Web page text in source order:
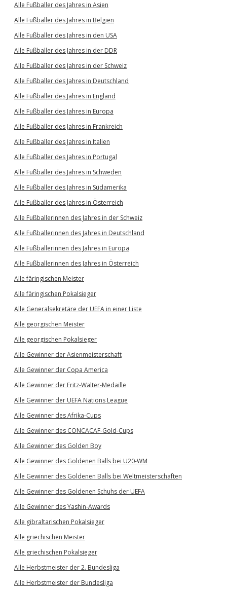
Alle Fußballer des Jahres in Asien
Alle Fußballer des Jahres in Belgien
Alle Fußballer des Jahres in den USA
Alle Fußballer des Jahres in der DDR
Alle Fußballer des Jahres in der Schweiz
Alle Fußballer des Jahres in Deutschland
Alle Fußballer des Jahres in England
Alle Fußballer des Jahres in Europa
Alle Fußballer des Jahres in Frankreich
Alle Fußballer des Jahres in Italien
Alle Fußballer des Jahres in Portugal
Alle Fußballer des Jahres in Schweden
Alle Fußballer des Jahres in Südamerika
Alle Fußballer des Jahres in Österreich
Alle Fußballerinnen des Jahres in der Schweiz
Alle Fußballerinnen des Jahres in Deutschland
Alle Fußballerinnen des Jahres in Europa
Alle Fußballerinnen des Jahres in Österreich
Alle färingischen Meister
Alle färingischen Pokalsieger
Alle Generalsekretäre der UEFA in einer Liste
Alle georgischen Meister
Alle georgischen Pokalsieger
Alle Gewinner der Asienmeisterschaft
Alle Gewinner der Copa America
Alle Gewinner der Fritz-Walter-Medaille
Alle Gewinner der UEFA Nations League
Alle Gewinner des Afrika-Cups
Alle Gewinner des CONCACAF-Gold-Cups
Alle Gewinner des Golden Boy
Alle Gewinner des Goldenen Balls bei U20-WM
Alle Gewinner des Goldenen Balls bei Weltmeisterschaften
Alle Gewinner des Goldenen Schuhs der UEFA
Alle Gewinner des Yashin-Awards
Alle gibraltarischen Pokalsieger
Alle griechischen Meister
Alle griechischen Pokalsieger
Alle Herbstmeister der 2. Bundesliga
Alle Herbstmeister der Bundesliga